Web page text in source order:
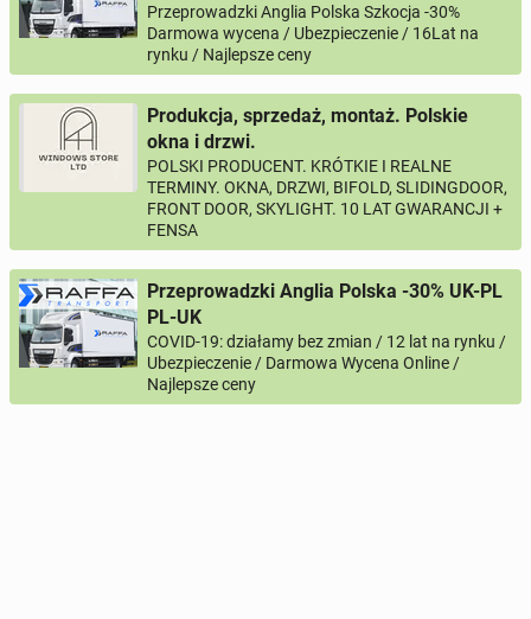
Przeprowadzki Anglia Polska Szkocja -30%
Darmowa wycena / Ubezpieczenie / 16Lat na
rynku / Najlepsze ceny
Produkcja, sprzedaż, montaż. Polskie
okna i drzwi.
POLSKI PRODUCENT. KRÓTKIE I REALNE
TERMINY. OKNA, DRZWI, BIFOLD, SLIDINGDOOR,
FRONT DOOR, SKYLIGHT. 10 LAT GWARANCJI +
FENSA
Przeprowadzki Anglia Polska -30% UK-PL
PL-UK
COVID-19: działamy bez zmian / 12 lat na rynku /
Ubezpieczenie / Darmowa Wycena Online /
Najlepsze ceny